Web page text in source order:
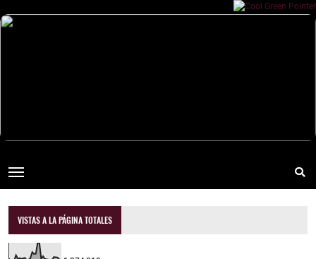
VISTAS A LA PÁGINA TOTALES